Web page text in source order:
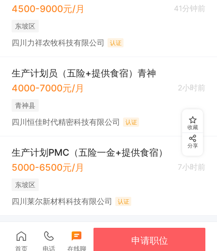
4500-9000元/月
41分钟前
东坡区
四川力祥农牧科技有限公司 认证
生产计划员（五险+提供食宿）青神
4000-7000元/月
2小时前
青神县
四川恒佳时代精密科技有限公司 认证
生产计划PMC（五险一金+提供食宿）
5000-6500元/月
7小时前
东坡区
四川莱尔新材料科技有限公司 认证
收藏
分享
首页 电话 在线聊
申请职位